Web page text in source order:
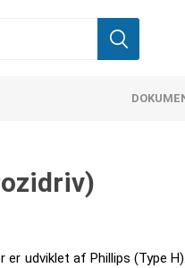
udviklet af Phillips (Type